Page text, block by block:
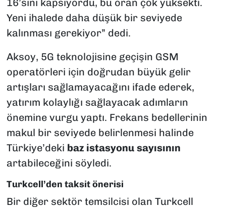
Yeni ihalede daha düşük bir seviyede
kalınması gerekiyor” dedi.
Aksoy, 5G teknolojisine geçişin GSM
operatörleri için doğrudan büyük gelir
artışları sağlamayacağını ifade ederek,
yatırım kolaylığı sağlayacak adımların
önemine vurgu yaptı. Frekans bedellerinin
makul bir seviyede belirlenmesi halinde
Türkiye’deki baz istasyonu sayısının
artabileceğini söyledi.
Turkcell’den taksit önerisi
Bir diğer sektör temsilcisi olan Turkcell